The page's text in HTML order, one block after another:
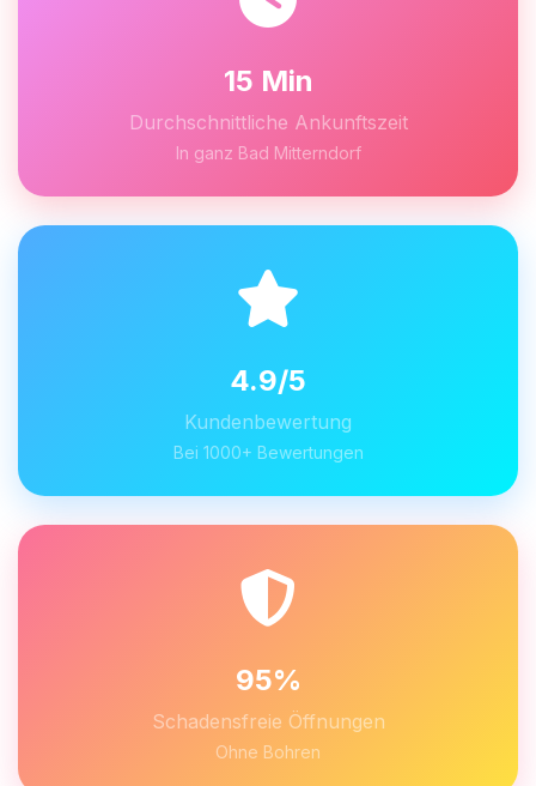
15 Min
Durchschnittliche Ankunftszeit
In ganz Bad Mitterndorf
4.9/5
Kundenbewertung
Bei 1000+ Bewertungen
95%
Schadensfreie Öffnungen
Ohne Bohren